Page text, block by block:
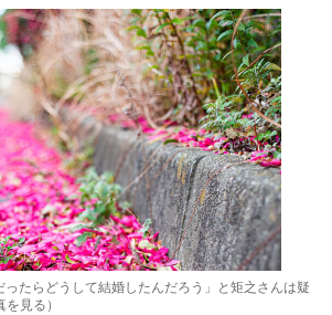
たらどうして結婚したんだろう」と矩之さんは疑
を見る ）